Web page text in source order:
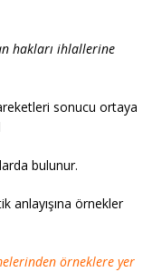
hakları ihlallerine
sonucu ortaya
bulunur.
anlayışına örnekler
örneklere yer